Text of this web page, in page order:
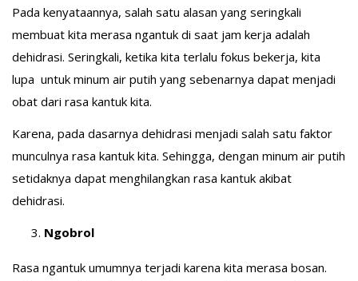
Pada kenyataannya, salah satu alasan yang seringkali
membuat kita merasa ngantuk di saat jam kerja adalah
dehidrasi. Seringkali, ketika kita terlalu fokus bekerja, kita
lupa untuk minum air putih yang sebenarnya dapat menjadi
obat dari rasa kantuk kita.
Karena, pada dasarnya dehidrasi menjadi salah satu faktor
munculnya rasa kantuk kita. Sehingga, dengan minum air putih
setidaknya dapat menghilangkan rasa kantuk akibat
dehidrasi.
Ngobrol
Rasa ngantuk umumnya terjadi karena kita merasa bosan.